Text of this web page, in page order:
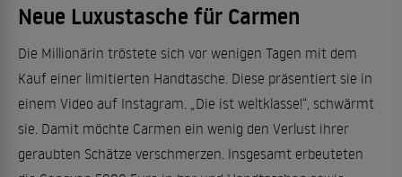
Neue Luxustasche für Carmen
Die Millionärin tröstete sich vor wenigen Tagen mit dem
Kauf einer limitierten Handtasche. Diese präsentiert sie in
einem Video auf Instagram. „Die ist weltklasse!“, schwärmt
sie. Damit möchte Carmen ein wenig den Verlust ihrer
geraubten Schätze verschmerzen. Insgesamt erbeuteten